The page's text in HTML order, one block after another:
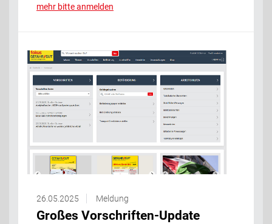
mehr bitte anmelden
26.05.2025 Meldung
Großes Vorschriften-Update